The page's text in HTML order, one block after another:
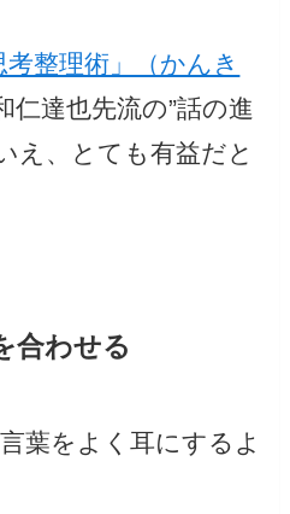
整理術」（かんき
仁達也先流の”話の進
え、とても有益だと
合わせる
葉をよく耳にするよ